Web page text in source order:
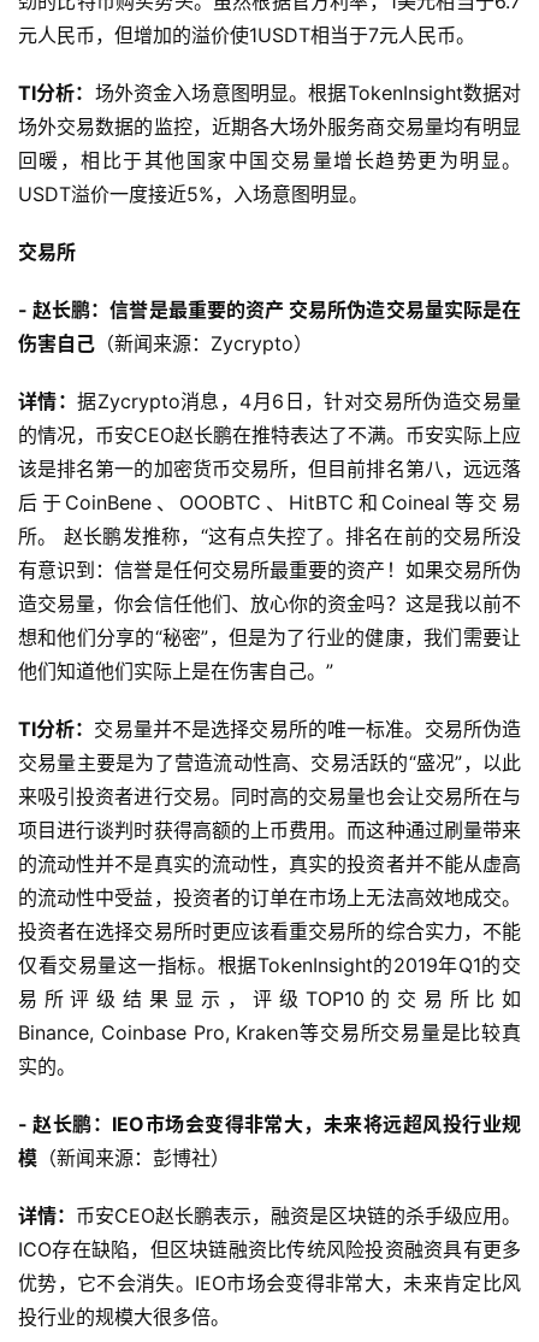
元人民币，但增加的溢价使1USDT相当于7元人民币。
TI分析： 场外资金入场意图明显。根据TokenInsight数据对
场外交易数据的监控，近期各大场外服务商交易量均有明显
回暖，相比于其他国家中国交易量增长趋势更为明显。
USDT溢价一度接近5%，入场意图明显。
交易所
- 赵长鹏：信誉是最重要的资产 交易所伪造交易量实际是在
伤害自己 （新闻来源：Zycrypto）
详情：据Zycrypto消息，4月6日，针对交易所伪造交易量
的情况，币安CEO赵长鹏在推特表达了不满。币安实际上应
该是排名第一的加密货币交易所，但目前排名第八，远远落
后于CoinBene、OOOBTC、HitBTC和Coineal等交易
所。 赵长鹏发推称，“这有点失控了。排名在前的交易所没
有意识到：信誉是任何交易所最重要的资产！如果交易所伪
造交易量，你会信任他们、放心你的资金吗？这是我以前不
想和他们分享的“秘密”，但是为了行业的健康，我们需要让
他们知道他们实际上是在伤害自己。”
TI分析： 交易量并不是选择交易所的唯一标准。交易所伪造
交易量主要是为了营造流动性高、交易活跃的“盛况”，以此
来吸引投资者进行交易。同时高的交易量也会让交易所在与
项目进行谈判时获得高额的上币费用。而这种通过刷量带来
的流动性并不是真实的流动性，真实的投资者并不能从虚高
的流动性中受益，投资者的订单在市场上无法高效地成交。
投资者在选择交易所时更应该看重交易所的综合实力，不能
仅看交易量这一指标。根据TokenInsight的2019年Q1的交
易所评级结果显示，评级TOP10的交易所比如
Binance, Coinbase Pro, Kraken等交易所交易量是比较真
实的。
- 赵长鹏：IEO市场会变得非常大，未来将远超风投行业规
模 （新闻来源：彭博社）
详情： 币安CEO赵长鹏表示，融资是区块链的杀手级应用。
ICO存在缺陷，但区块链融资比传统风险投资融资具有更多
优势，它不会消失。IEO市场会变得非常大，未来肯定比风
投行业的规模大很多倍。